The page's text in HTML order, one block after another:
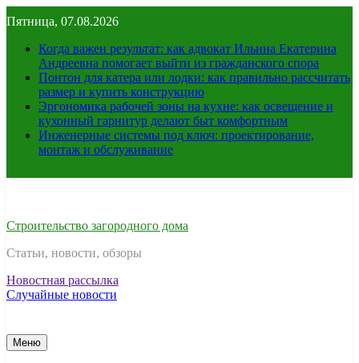
к
содержимому
Пятница, 07.08.2026
Когда важен результат: как адвокат Ильина Екатерина
Андреевна помогает выйти из гражданского спора
Понтон для катера или лодки: как правильно рассчитать
размер и купить конструкцию
Эргономика рабочей зоны на кухне: как освещение и
кухонный гарнитур делают быт комфортным
Инженерные системы под ключ: проектирование,
монтаж и обслуживание
Строительство загородного дома
Статьи, новости, обзоры
Новостная рассылка
Случайные новости
Меню